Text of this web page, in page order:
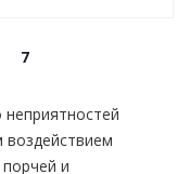
7
воздействием
и